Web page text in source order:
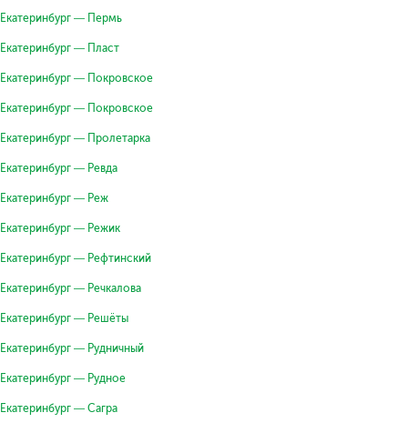
Екатеринбург — Пермь
Екатеринбург — Пласт
Екатеринбург — Покровское
Екатеринбург — Покровское
Екатеринбург — Пролетарка
Екатеринбург — Ревда
Екатеринбург — Реж
Екатеринбург — Режик
Екатеринбург — Рефтинский
Екатеринбург — Речкалова
Екатеринбург — Решёты
Екатеринбург — Рудничный
Екатеринбург — Рудное
Екатеринбург — Сагра